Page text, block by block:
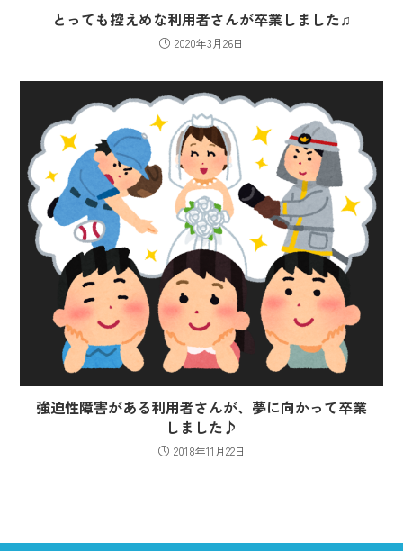
とっても控えめな利用者さんが卒業しました♫
2020年3月26日
強迫性障害がある利用者さんが、夢に向かって卒業
しました♪
2018年11月22日